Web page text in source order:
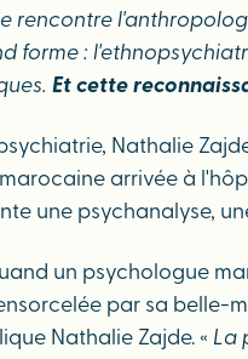
rencontre
forme :
Et cette
Nathalie
arrivée à
une psychanalyse,
un psychologue
par sa belle-
Nathalie Zajde. « La